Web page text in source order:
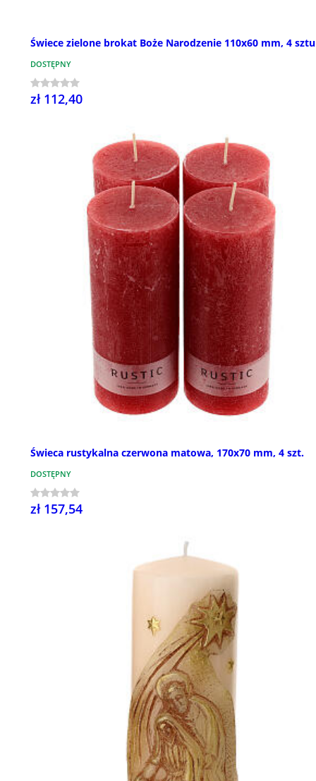
Świece zielone brokat Boże Narodzenie 110x60 mm, 4
DOSTĘPNY
zł 112,40
Świeca rustykalna czerwona matowa, 170x70 mm, 4 szt.
DOSTĘPNY
zł 157,54